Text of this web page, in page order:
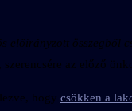
előirányzott
az előző
hogy csökken a